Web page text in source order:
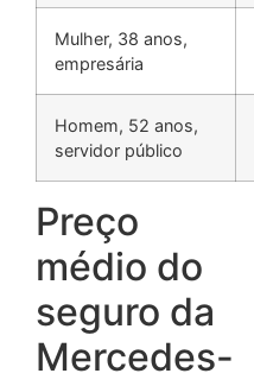
Mulher, 38 anos,
empresária
Homem, 52 anos,
servidor público
Preço
médio do
seguro da
Mercedes-